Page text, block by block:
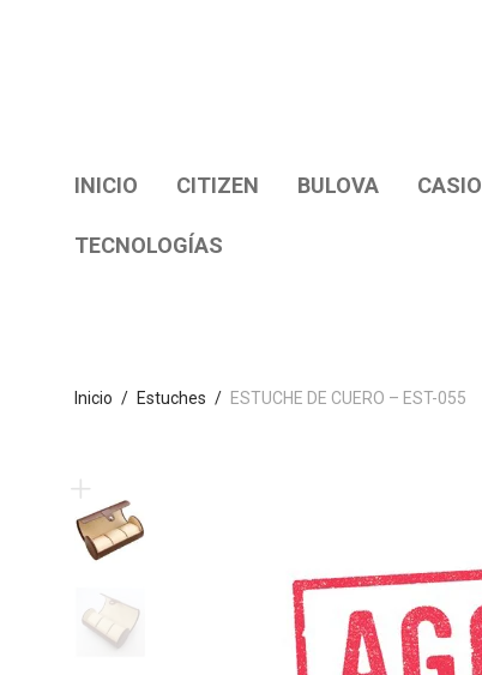
INICIO CITIZEN BULOVA CASIO
TECNOLOGÍAS
Inicio / Estuches / ESTUCHE DE CUERO – EST-055